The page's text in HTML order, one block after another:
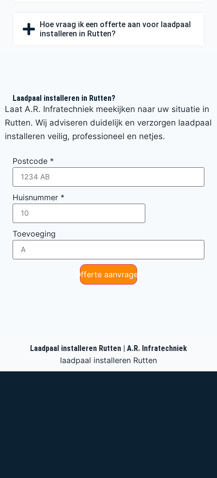
Hoe vraag ik een offerte aan voor laadpaal
installeren in Rutten?
Laadpaal installeren in Rutten?
Laat A.R. Infratechniek meekijken naar uw situatie in
Rutten. Wij adviseren duidelijk en verzorgen laadpaal
installeren veilig, professioneel en netjes.
Postcode *
Huisnummer *
Toevoeging
Offerte aanvragen
Laadpaal installeren Rutten | A.R. Infratechniek
laadpaal installeren Rutten